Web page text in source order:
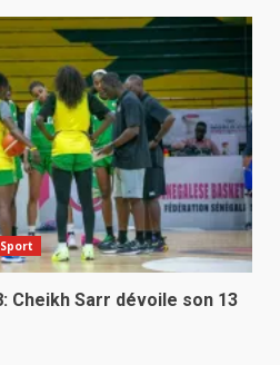
Sport
Cheikh Sarr dévoile son 13